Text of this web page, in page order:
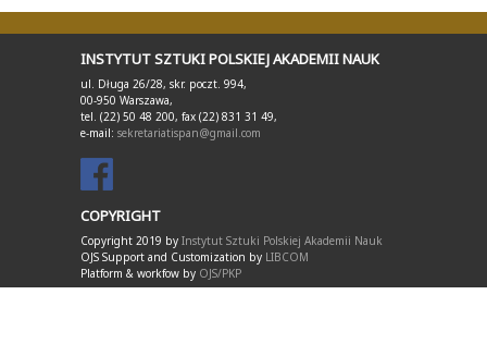
INSTYTUT SZTUKI POLSKIEJ AKADEMII NAUK
ul. Długa 26/28, skr. poczt. 994,
00-950 Warszawa,
tel. (22) 50 48 200, fax (22) 831 31 49,
e-mail: sekretariatispan@gmail.com
COPYRIGHT
Copyright 2019 by Instytut Sztuki Polskiej Akademii Nauk
OJS Support and Customization by LIBCOM
Platform & workfow by OJS/PKP